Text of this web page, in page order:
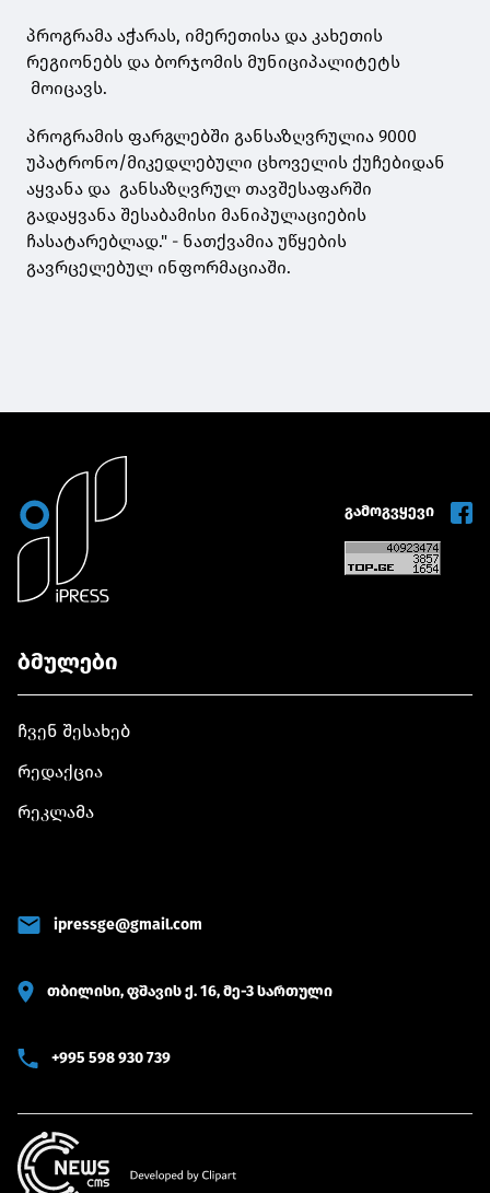
პროგრამა აჭარას, იმერეთისა და კახეთის
რეგიონებს და ბორჯომის მუნიციპალიტეტს
მოიცავს.
პროგრამის ფარგლებში განსაზღვრულია 9000
უპატრონო/მიკედლებული ცხოველის ქუჩებიდან
აყვანა და განსაზღვრულ თავშესაფარში
გადაყვანა შესაბამისი მანიპულაციების
ჩასატარებლად." - ნათქვამია უწყების
გავრცელებულ ინფორმაციაში.
გამოგვყევი
ბმულები
ჩვენ შესახებ
რედაქცია
რეკლამა
ipressge@gmail.com
თბილისი, ფშავის ქ. 16, მე-3 სართული
+995 598 930 739